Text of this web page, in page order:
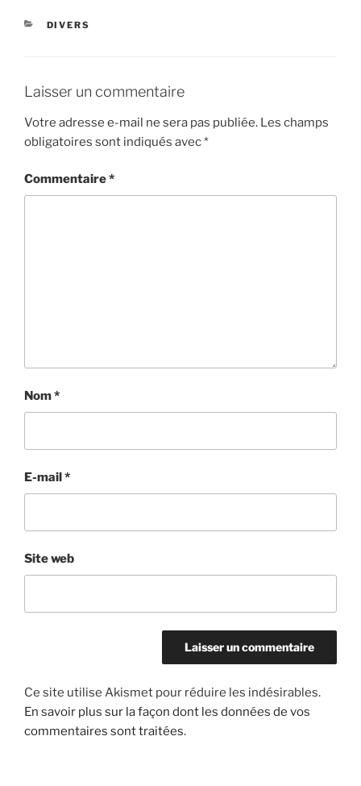
CATÉGORIES
DIVERS
Laisser un commentaire
Votre adresse e-mail ne sera pas publiée. Les champs
obligatoires sont indiqués avec*
Commentaire*
Nom*
E-mail *
Site web
Ce site utilise Akismet pour réduire les indésirables.
En savoir plus sur la façon dont les données de vos
commentaires sont traitées.